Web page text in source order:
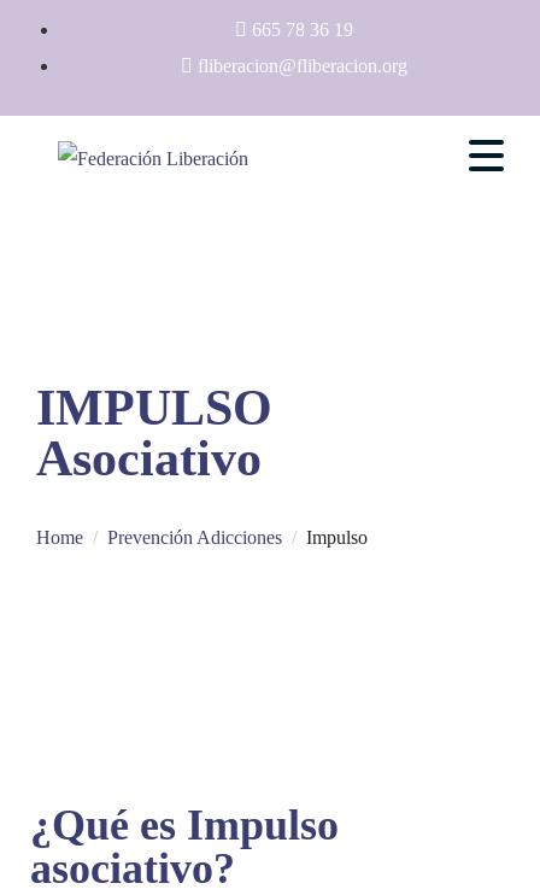
665 78 36 19
fliberacion@fliberacion.org
IMPULSO
Asociativo
Home Prevención Adicciones Impulso
¿Qué es Impulso
asociativo?